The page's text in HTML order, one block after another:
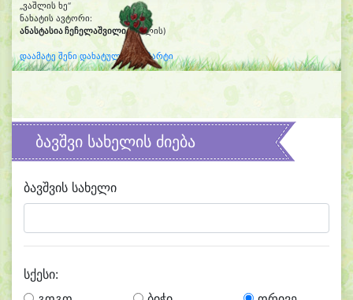
„ვაშლის ხე“
ნახატის ავტორი:
ანასტასია ჩეჩელაშვილი(6 წლის)
დაამატე შენი დახატული კლიპარტი
ბავშვი სახელის ძიება
ბავშვის სახელი
სქესი: